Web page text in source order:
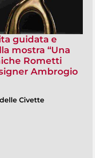
guidata e
mostra “Una
Rometti
Ambrogio
Civette